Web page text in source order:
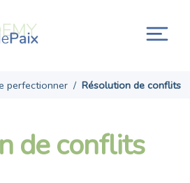
perfectionner / Résolution de conflits
de conflits